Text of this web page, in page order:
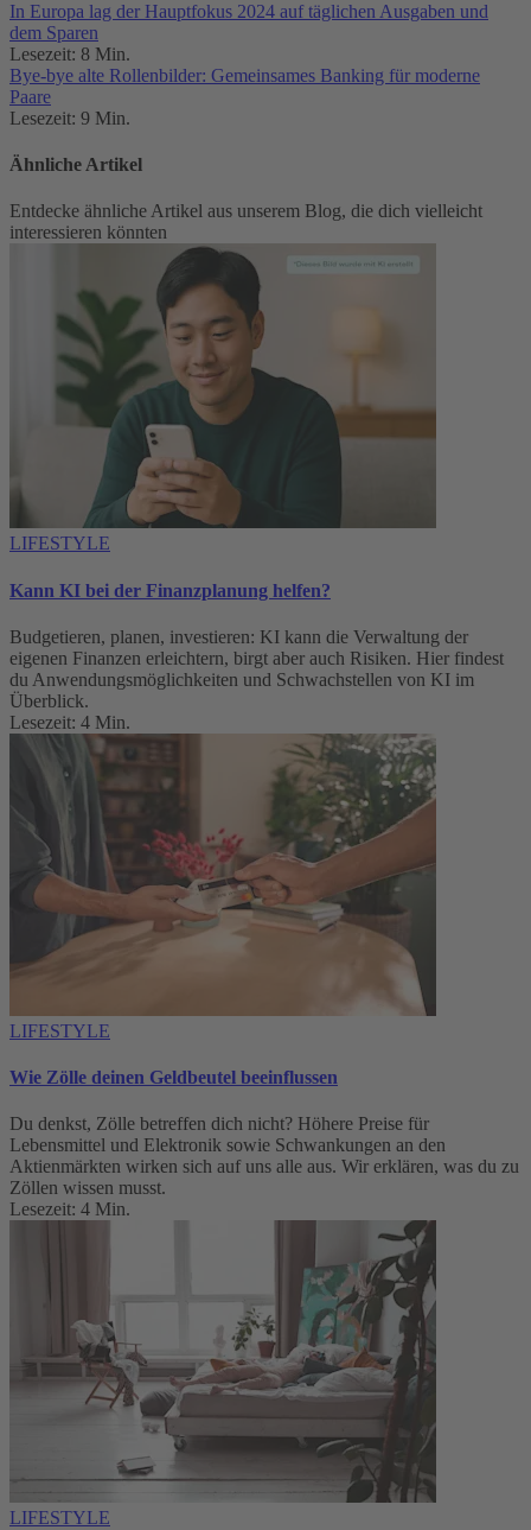
In Europa lag der Hauptfokus 2024 auf täglichen Ausgaben und
dem Sparen
Lesezeit: 8 Min.
Bye-bye alte Rollenbilder: Gemeinsames Banking für moderne
Paare
Lesezeit: 9 Min.
Ähnliche Artikel
Entdecke ähnliche Artikel aus unserem Blog, die dich vielleicht
interessieren könnten
LIFESTYLE
Kann KI bei der Finanzplanung helfen?
Budgetieren, planen, investieren: KI kann die Verwaltung der
eigenen Finanzen erleichtern, birgt aber auch Risiken. Hier findest
du Anwendungsmöglichkeiten und Schwachstellen von KI im
Überblick.
Lesezeit: 4 Min.
LIFESTYLE
Wie Zölle deinen Geldbeutel beeinflussen
Du denkst, Zölle betreffen dich nicht? Höhere Preise für
Lebensmittel und Elektronik sowie Schwankungen an den
Aktienmärkten wirken sich auf uns alle aus. Wir erklären, was du zu
Zöllen wissen musst.
Lesezeit: 4 Min.
LIFESTYLE